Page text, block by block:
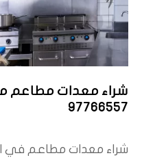
شراء معدات مطاعم
97766557
شراء معدات مطاعم في